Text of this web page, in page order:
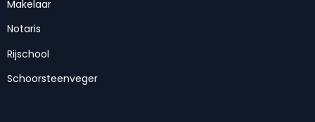
Makelaar
Notaris
Rijschool
Schoorsteenveger